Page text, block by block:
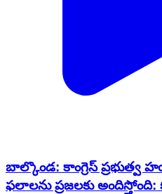
బాల్కొండ: కాంగ్రెస్ ప్రభుత్వ
ఫలాలను ప్రజలకు అందిస్తోంది: